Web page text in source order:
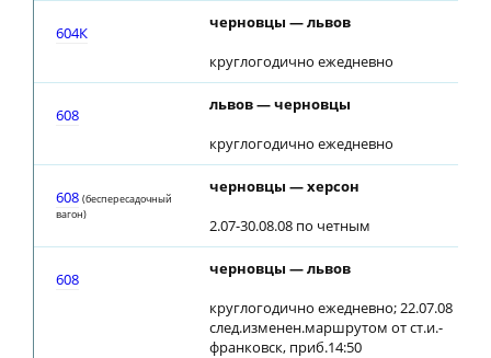
604К
черновцы — львов
круглогодично ежедневно
608
львов — черновцы
круглогодично ежедневно
608 (беспересадочный
вагон)
черновцы — херсон
2.07-30.08.08 по четным
608
черновцы — львов
круглогодично ежедневно; 22.07.08
след.изменен.маршрутом от ст.и.-
франковск, приб.14:50